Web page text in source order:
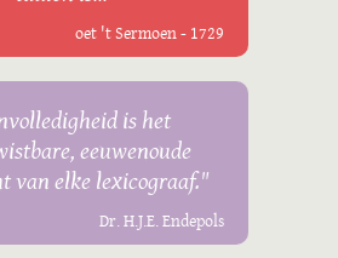
oet 't Sermoen - 1729
is het
eeuwenoude
van elke lexicograaf."
Dr. H.J.E. Endepols